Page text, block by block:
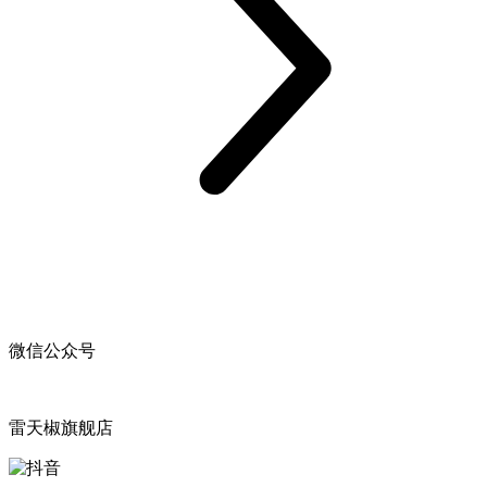
微信公众号
雷天椒旗舰店